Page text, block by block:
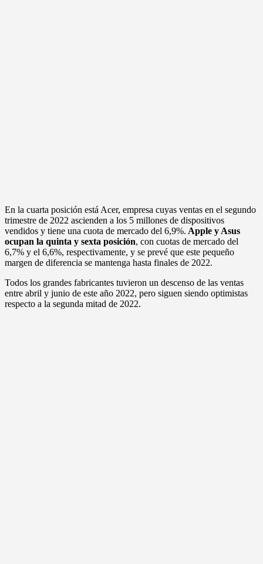
En la cuarta posición está Acer, empresa cuyas ventas en el segundo
trimestre de 2022 ascienden a los 5 millones de dispositivos
vendidos y tiene una cuota de mercado del 6,9%. Apple y Asus
ocupan la quinta y sexta posición, con cuotas de mercado del
6,7% y el 6,6%, respectivamente, y se prevé que este pequeño
margen de diferencia se mantenga hasta finales de 2022.
Todos los grandes fabricantes tuvieron un descenso de las ventas
entre abril y junio de este año 2022, pero siguen siendo optimistas
respecto a la segunda mitad de 2022.